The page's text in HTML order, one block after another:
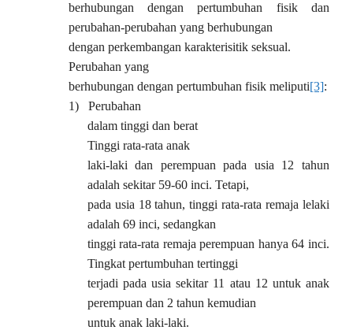
berhubungan dengan pertumbuhan fisik dan
perubahan-perubahan yang berhubungan
dengan perkembangan karakterisitik seksual.
Perubahan yang
berhubungan dengan pertumbuhan fisik meliputi[3]:
1)
Perubahan
dalam tinggi dan berat
Tinggi rata-rata anak
laki-laki dan perempuan pada usia 12 tahun
adalah sekitar 59-60 inci. Tetapi,
pada usia 18 tahun, tinggi rata-rata remaja lelaki
adalah 69 inci, sedangkan
tinggi rata-rata remaja perempuan hanya 64 inci.
Tingkat pertumbuhan tertinggi
terjadi pada usia sekitar 11 atau 12 untuk anak
perempuan dan 2 tahun kemudian
untuk anak laki-laki.